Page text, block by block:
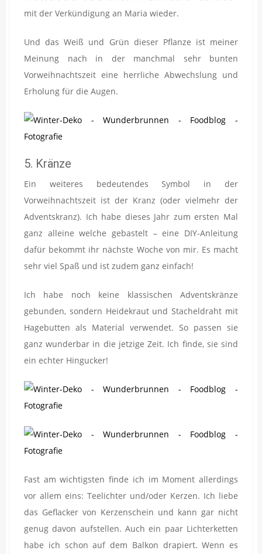
mit der Verkündigung an Maria wieder.
Und das Weiß und Grün dieser Pflanze ist meiner
Meinung nach in der manchmal sehr bunten
Vorweihnachtszeit eine herrliche Abwechslung und
Erholung für die Augen.
5. Kränze
Ein weiteres bedeutendes Symbol in der
Vorweihnachtszeit ist der Kranz (oder vielmehr der
Adventskranz). Ich habe dieses Jahr zum ersten Mal
ganz alleine welche gebastelt – eine DIY-Anleitung
dafür bekommt ihr nächste Woche von mir. Es macht
sehr viel Spaß und ist zudem ganz einfach!
Ich habe noch keine klassischen Adventskränze
gebunden, sondern Heidekraut und Stacheldraht mit
Hagebutten als Material verwendet. So passen sie
ganz wunderbar in die jetzige Zeit. Ich finde, sie sind
ein echter Hingucker!
Fast am wichtigsten finde ich im Moment allerdings
vor allem eins: Teelichter und/oder Kerzen. Ich liebe
das Geflacker von Kerzenschein und kann gar nicht
genug davon aufstellen. Auch ein paar Lichterketten
habe ich schon auf dem Balkon drapiert. Wenn es